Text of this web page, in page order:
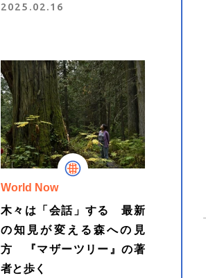
2025.02.16
World Now
木々は「会話」する 最新
の知見が変える森への見
方 『マザーツリー』の著
者と歩く